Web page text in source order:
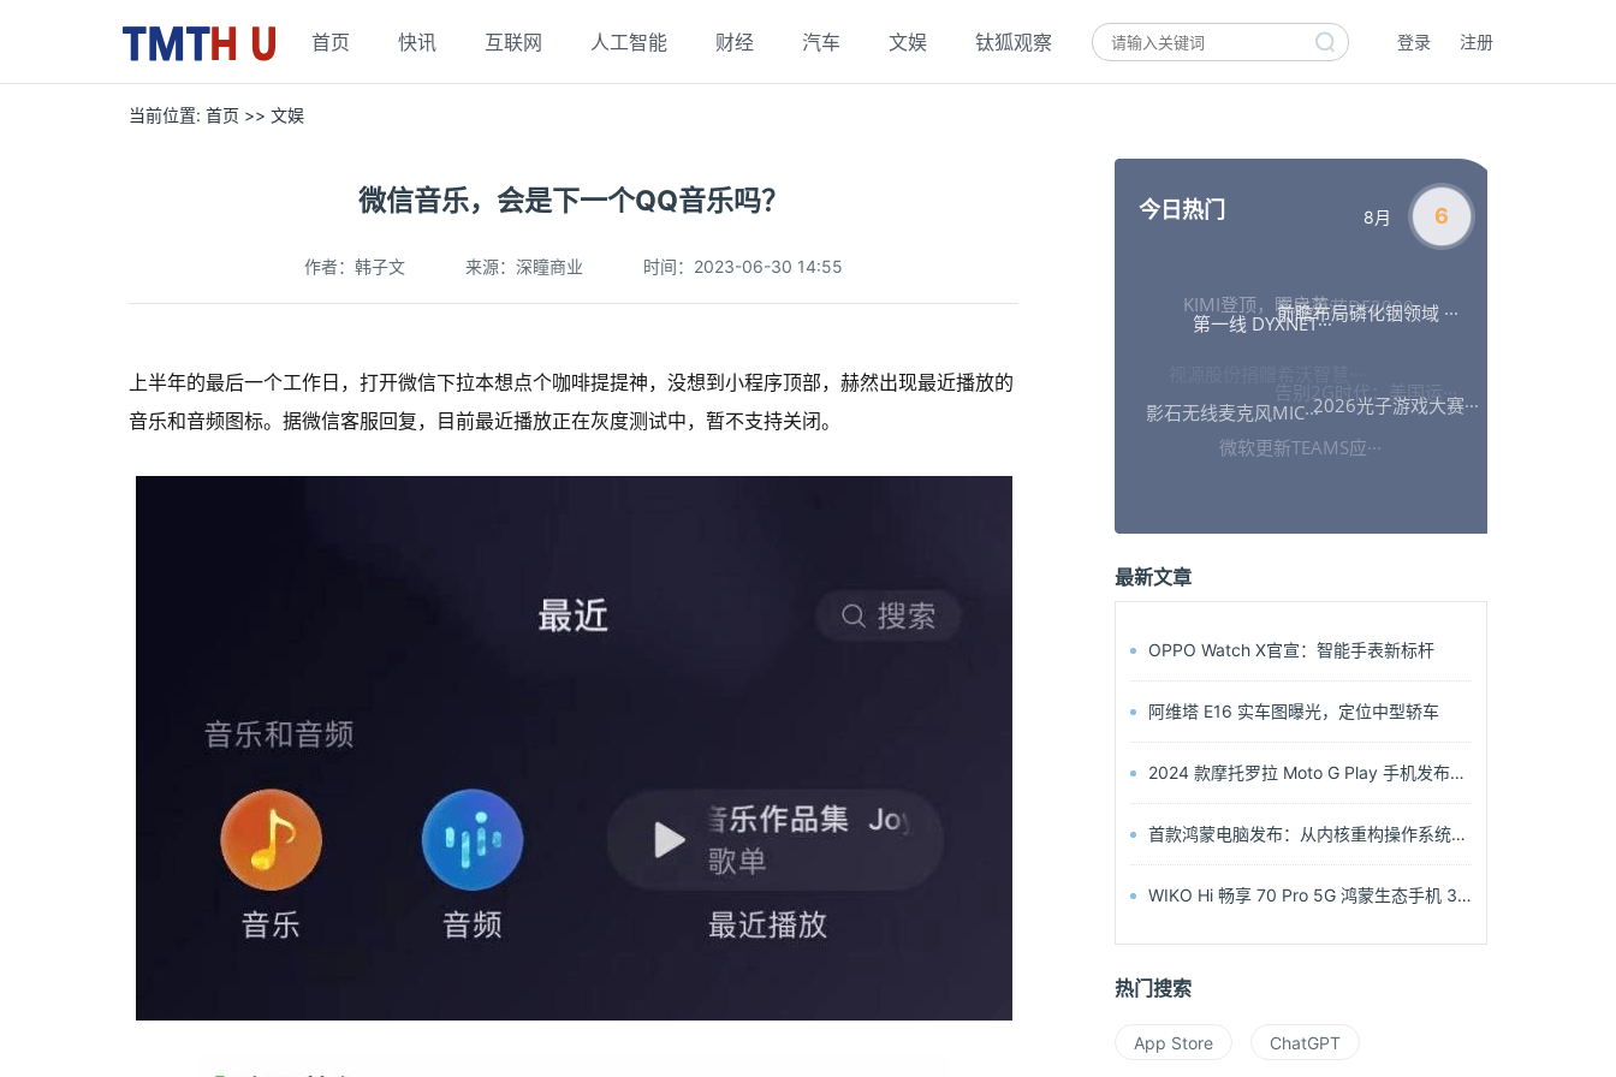
登录 注册
首页 快讯 互联网 人工智能 财经 汽车 文娱 钛狐观察
当前位置: 首页 >> 文娱
微信音乐，会是下一个QQ音乐吗？
作者：韩子文 来源：深瞳商业 时间：2023-06-30 14:55
上半年的最后一个工作日，打开微信下拉本想点个咖啡提提神，没想到小程序顶部，赫然出现最近播放的
音乐和音频图标。据微信客服回复，目前最近播放正在灰度测试中，暂不支持关闭。
今日热门 8月 6
KIMI登顶，曜启芯···
微软更新TEAMS应···
影石无线麦克风MIC···
2026光子游戏大赛···
最新文章
OPPO Watch X官宣：智能手表新标杆
阿维塔 E16 实车图曝光，定位中型轿车
2024 款摩托罗拉 Moto G Play 手机发布，搭载骁龙 680 4G 处理器
首款鸿蒙电脑发布：从内核重构操作系统，华为鸿蒙办公新起点
WIKO Hi 畅享 70 Pro 5G 鸿蒙生态手机 3 月 29 日发布
热门搜索
App Store ChatGPT